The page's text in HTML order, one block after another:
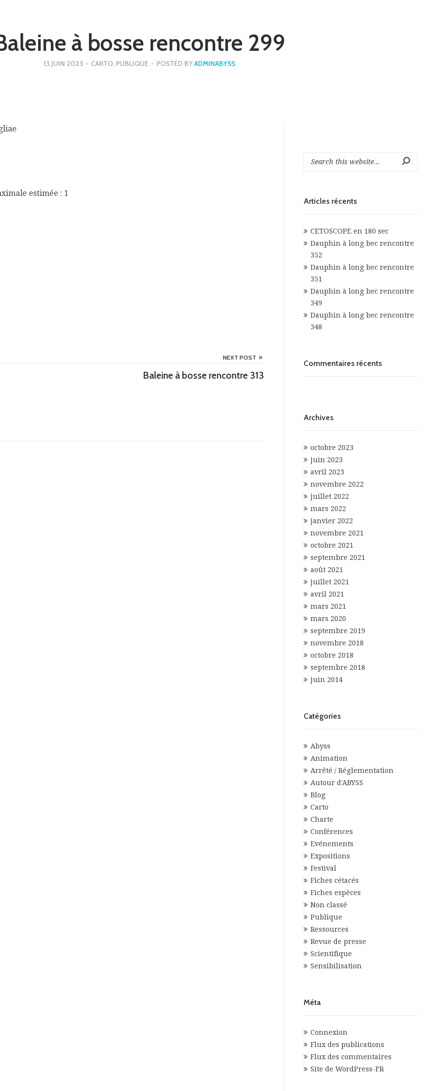
à bosse rencontre 299
13 JUIN 2023 - CARTO, PUBLIQUE - POSTED BYADMINABYSS
estimée : 1
NEXT POST
Baleine à bosse rencontre 313
Articles récents
CETOSCOPE en 180 sec
Dauphin à long bec rencontre
352
Dauphin à long bec rencontre
351
Dauphin à long bec rencontre
349
Dauphin à long bec rencontre
348
Commentaires récents
Archives
octobre 2023
juin 2023
avril 2023
novembre 2022
juillet 2022
mars 2022
janvier 2022
novembre 2021
octobre 2021
septembre 2021
août 2021
juillet 2021
avril 2021
mars 2021
mars 2020
septembre 2019
novembre 2018
octobre 2018
septembre 2018
juin 2014
Catégories
Abyss
Animation
Arrêté / Réglementation
Autour d'ABYSS
Blog
Carto
Charte
Conférences
Evénements
Expositions
Festival
Fiches cétacés
Fiches espèces
Non classé
Publique
Ressources
Revue de presse
Scientifique
Sensibilisation
Méta
Connexion
Flux des publications
Flux des commentaires
Site de WordPress-FR